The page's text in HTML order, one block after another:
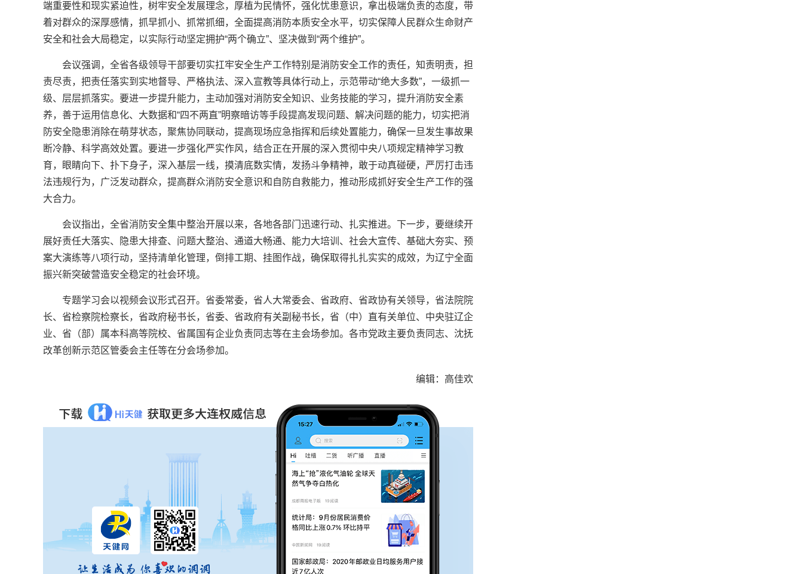
端重要性和现实紧迫性，树牢安全发展理念，厚植为民情怀，强化忧患意识，拿出极端负责的态度，带
着对群众的深厚感情，抓早抓小、抓常抓细，全面提高消防本质安全水平，切实保障人民群众生命财产
安全和社会大局稳定，以实际行动坚定拥护“两个确立”、坚决做到“两个维护”。
会议强调，全省各级领导干部要切实扛牢安全生产工作特别是消防安全工作的责任，知责明责，担
责尽责，把责任落实到实地督导、严格执法、深入宣教等具体行动上，示范带动“绝大多数”，一级抓一
级、层层抓落实。要进一步提升能力，主动加强对消防安全知识、业务技能的学习，提升消防安全素
养，善于运用信息化、大数据和“四不两直”明察暗访等手段提高发现问题、解决问题的能力，切实把消
防安全隐患消除在萌芽状态，聚焦协同联动，提高现场应急指挥和后续处置能力，确保一旦发生事故果
断冷静、科学高效处置。要进一步强化严实作风，结合正在开展的深入贯彻中央八项规定精神学习教
育，眼睛向下、扑下身子，深入基层一线，摸清底数实情，发扬斗争精神，敢于动真碰硬，严厉打击违
法违规行为，广泛发动群众，提高群众消防安全意识和自防自救能力，推动形成抓好安全生产工作的强
大合力。
会议指出，全省消防安全集中整治开展以来，各地各部门迅速行动、扎实推进。下一步，要继续开
展好责任大落实、隐患大排查、问题大整治、通道大畅通、能力大培训、社会大宣传、基础大夯实、预
案大演练等八项行动，坚持清单化管理，倒排工期、挂图作战，确保取得扎扎实实的成效，为辽宁全面
振兴新突破营造安全稳定的社会环境。
专题学习会以视频会议形式召开。省委常委，省人大常委会、省政府、省政协有关领导，省法院院
长、省检察院检察长，省政府秘书长，省委、省政府有关副秘书长，省（中）直有关单位、中央驻辽企
业、省（部）属本科高等院校、省属国有企业负责同志等在主会场参加。各市党政主要负责同志、沈抚
改革创新示范区管委会主任等在分会场参加。
编辑：高佳欢